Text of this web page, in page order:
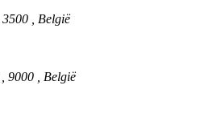
3500
België
9000
België